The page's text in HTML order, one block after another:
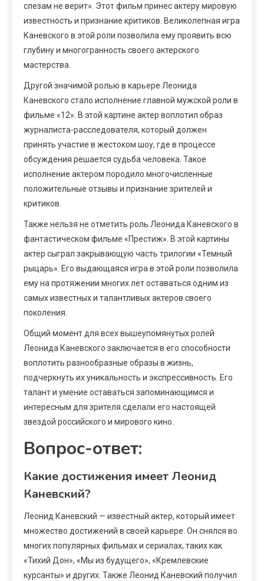
слезам не верит». Этот фильм принес актеру мировую
известность и признание критиков. Великолепная игра
Каневского в этой роли позволила ему проявить всю
глубину и многогранность своего актерского
мастерства.
Другой значимой ролью в карьере Леонида
Каневского стало исполнение главной мужской роли в
фильме «12». В этой картине актер воплотил образ
журналиста-расследователя, который должен
принять участие в жестоком шоу, где в процессе
обсуждения решается судьба человека. Такое
исполнение актером породило многочисленные
положительные отзывы и признание зрителей и
критиков.
Также нельзя не отметить роль Леонида Каневского в
фантастическом фильме «Престиж». В этой картины
актер сыграл закрывающую часть трилогии «Темный
рыцарь». Его выдающаяся игра в этой роли позволила
ему на протяжении многих лет оставаться одним из
самых известных и талантливых актеров своего
поколения.
Общий момент для всех вышеупомянутых ролей
Леонида Каневского заключается в его способности
воплотить разнообразные образы в жизнь,
подчеркнуть их уникальность и экспрессивность. Его
талант и умение оставаться запоминающимся и
интересным для зрителя сделали его настоящей
звездой российского и мирового кино.
Вопрос-ответ:
Какие достижения имеет Леонид
Каневский?
Леонид Каневский — известный актер, который имеет
множество достижений в своей карьере. Он снялся во
многих популярных фильмах и сериалах, таких как
«Тихий Дон», «Мы из будущего», «Кремлевские
курсанты» и других. Также Леонид Каневский получил